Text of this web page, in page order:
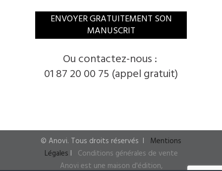
​ENVOYER GRATUITEMENT SON
MANUSCRIT
​Ou contactez-nous :
01 87 20 00 75 (appel gratuit)
© ​Anovi. ​Tous droits réservés I ​ Mentions
Légales I Conditions générales de vente
Anovi est une maison d'édition,